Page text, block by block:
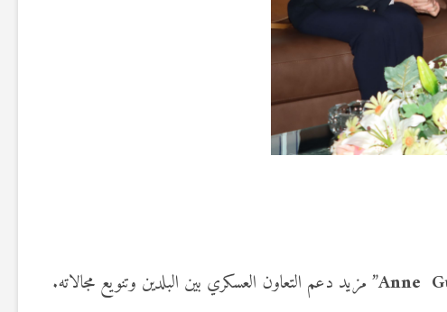
Anne” مزيد دعم التعاون العسكري بين البلدين وتنويع مجالاته.